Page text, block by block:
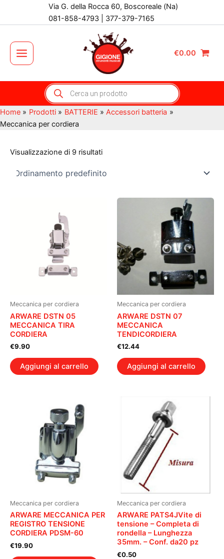
Via G. della Rocca 60, Boscoreale (Na)
081-858-4793 | 377-379-7165
Main
Menu
€0.00
Products
search
Home Prodotti BATTERIE
Accessori batteria
Meccanica per cordiera
Visualizzazione di 9 risultati
Meccanica per cordiera
ARWARE DSTN 05
MECCANICA TIRA
CORDIERA
€9.90
Aggiungi al carrello
Meccanica per cordiera
ARWARE DSTN 07
MECCANICA
TENDICORDIERA
€12.44
Aggiungi al carrello
Meccanica per cordiera
ARWARE MECCANICA PER
REGISTRO TENSIONE
CORDIERA PDSM-60
€19.90
Meccanica per cordiera
ARWARE PATS4JVite di
tensione – Completa di
rondella – Lunghezza
35mm. – Conf. da20 pz
€0.50